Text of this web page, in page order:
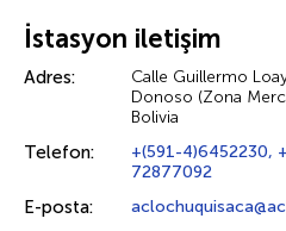
İstasyon iletişim
Adres:
Calle Guillermo
Donoso (Zona
Bolivia
Telefon:
+(591-4)6452230,
72877092
E-posta: